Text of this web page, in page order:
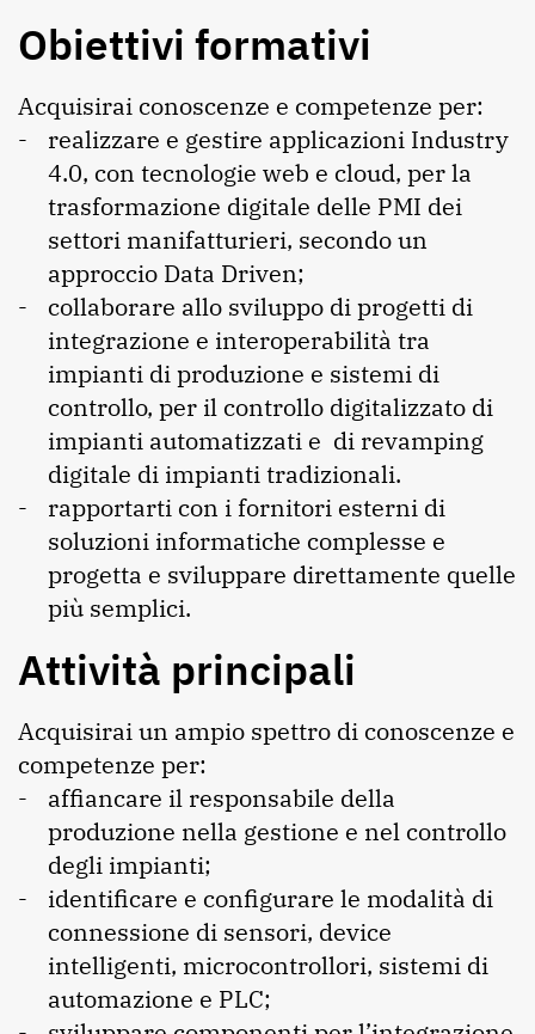
Obiettivi formativi
Acquisirai conoscenze e competenze per:
realizzare e gestire applicazioni Industry
4.0, con tecnologie web e cloud, per la
trasformazione digitale delle PMI dei
settori manifatturieri, secondo un
approccio Data Driven;
collaborare allo sviluppo di progetti di
integrazione e interoperabilità tra
impianti di produzione e sistemi di
controllo, per il controllo digitalizzato di
impianti automatizzati e di revamping
digitale di impianti tradizionali.
rapportarti con i fornitori esterni di
soluzioni informatiche complesse e
progetta e sviluppare direttamente quelle
più semplici.
Attività principali
Acquisirai un ampio spettro di conoscenze e
competenze per:
affiancare il responsabile della
produzione nella gestione e nel controllo
degli impianti;
identificare e configurare le modalità di
connessione di sensori, device
intelligenti, microcontrollori, sistemi di
automazione e PLC;